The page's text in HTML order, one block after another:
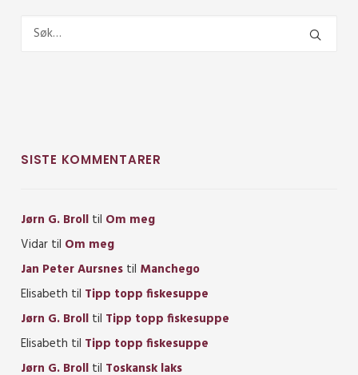
SISTE KOMMENTARER
Jørn G. Broll til Om meg
Vidar til Om meg
Jan Peter Aursnes til Manchego
Elisabeth til Tipp topp fiskesuppe
Jørn G. Broll til Tipp topp fiskesuppe
Elisabeth til Tipp topp fiskesuppe
Jørn G. Broll til Toskansk laks